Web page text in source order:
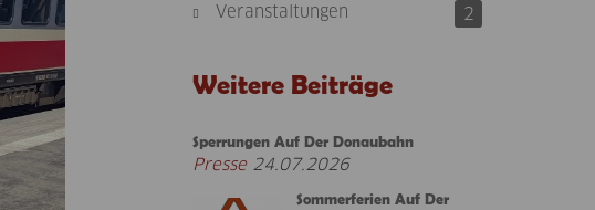
Veranstaltungen
2
Weitere Beiträge
Sperrungen Auf Der Donaubahn
Presse24.07.2026
Sommerferien Auf Der